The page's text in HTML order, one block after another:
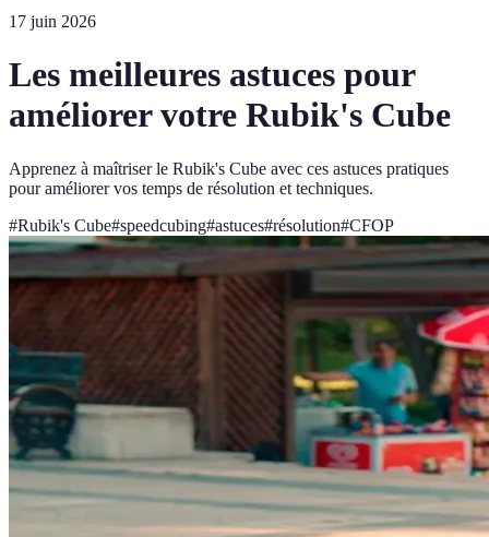
17 juin 2026
Les meilleures astuces pour
améliorer votre Rubik's Cube
Apprenez à maîtriser le Rubik's Cube avec ces astuces pratiques
pour améliorer vos temps de résolution et techniques.
#Rubik's Cube#speedcubing#astuces#résolution#CFOP